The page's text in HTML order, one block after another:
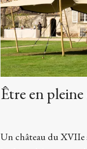
Être en
Un château du XVIIe